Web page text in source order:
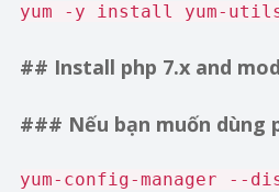
yum -y install yum-
## Install php 7.x and
### Nếu bạn muốn dùng
yum-config-manager --